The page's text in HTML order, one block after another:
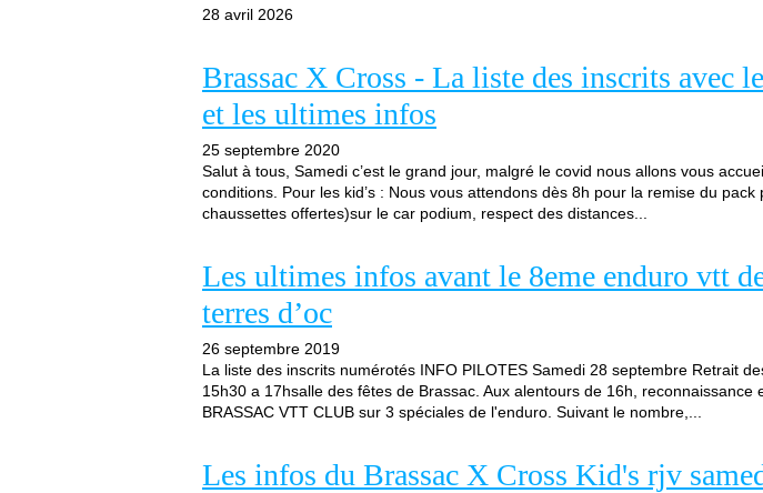
28 avril 2026
Brassac X Cross - La liste des inscrits avec
et les ultimes infos
25 septembre 2020
Salut à tous, Samedi c’est le grand jour, malgré le covid nous allons vous
conditions. Pour les kid’s : Nous vous attendons dès 8h pour la remise du pack
chaussettes offertes)sur le car podium, respect des distances...
Les ultimes infos avant le 8eme enduro vtt
terres d’oc
26 septembre 2019
La liste des inscrits numérotés INFO PILOTES Samedi 28 septembre Retrait
15h30 a 17hsalle des fêtes de Brassac. Aux alentours de 16h, reconnaissance
BRASSAC VTT CLUB sur 3 spéciales de l'enduro. Suivant le nombre,...
Les infos du Brassac X Cross Kid's rjv